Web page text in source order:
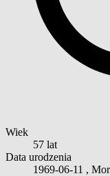
Wiek
57 lat
Data urodzenia
1969-06-11 ,